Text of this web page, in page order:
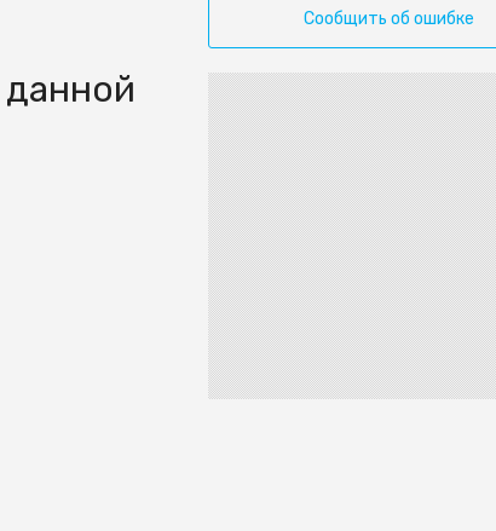
Сообщить об ошибке